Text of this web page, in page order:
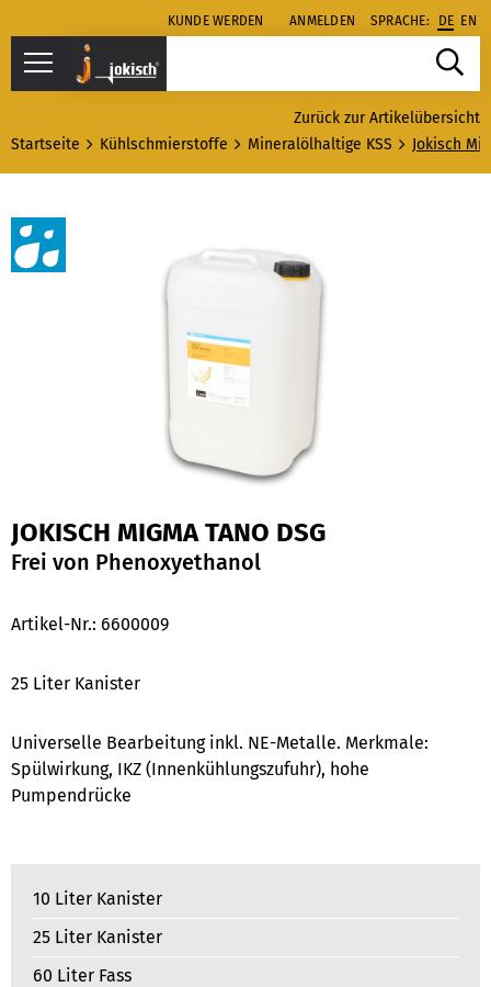
KUNDE WERDEN ANMELDEN SPRACHE: DE EN
Zurück zur Artikelübersicht
Startseite
Kühlschmierstoffe Mineralölhaltige KSS Jokisch
JOKISCH MIGMA TANO DSG
Frei von Phenoxyethanol
Artikel-Nr.: 6600009
25 Liter Kanister
Universelle Bearbeitung inkl. NE-Metalle. Merkmale:
Spülwirkung, IKZ (Innenkühlungszufuhr), hohe
Pumpendrücke
10 Liter Kanister
25 Liter Kanister
60 Liter Fass